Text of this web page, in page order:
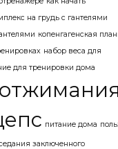
на грудь с гантелями
копенгагенская
набор веса для
для тренировки дома
питание дома
заключенного